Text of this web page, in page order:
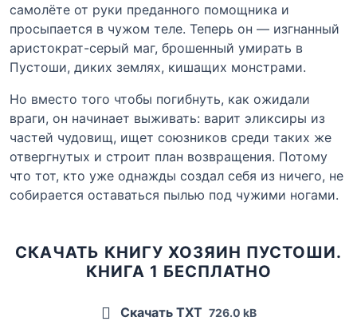
самолёте от руки преданного помощника и
просыпается в чужом теле. Теперь он — изгнанный
аристократ-серый маг, брошенный умирать в
Пустоши, диких землях, кишащих монстрами.
Но вместо того чтобы погибнуть, как ожидали
враги, он начинает выживать: варит эликсиры из
частей чудовищ, ищет союзников среди таких же
отвергнутых и строит план возвращения. Потому
что тот, кто уже однажды создал себя из ничего, не
собирается оставаться пылью под чужими ногами.
СКАЧАТЬ КНИГУ ХОЗЯИН ПУСТОШИ.
КНИГА 1 БЕСПЛАТНО
Скачать TXT 726.0 kB